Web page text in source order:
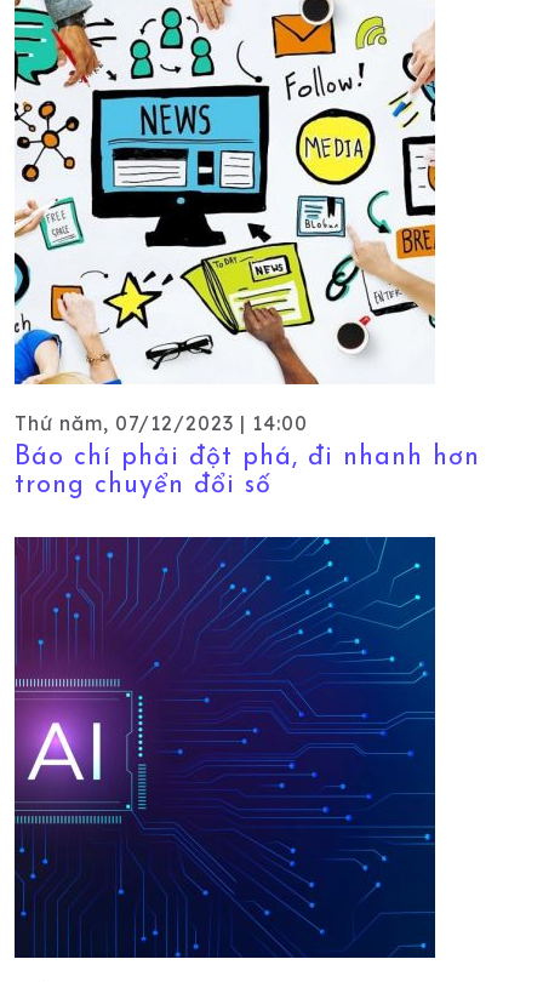
Thứ năm, 07/12/2023 | 14:00
Báo chí phải đột phá, đi nhanh hơn
trong chuyển đổi số